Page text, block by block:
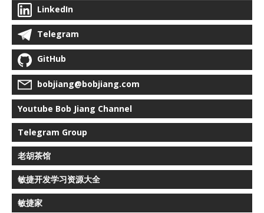
LinkedIn
Telegram
GitHub
bobjiang@bobjiang.com
Youtube Bob Jiang Channel
Telegram Group
老胡茶馆
敏捷开发学习资源大全
敏捷家